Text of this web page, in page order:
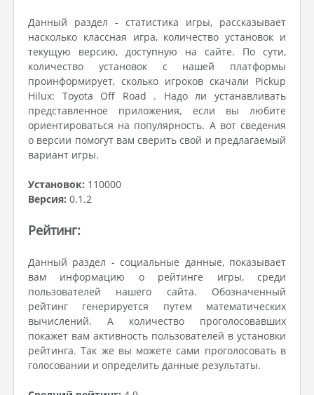
Данный раздел - статистика игры, рассказывает
насколько классная игра, количество установок и
текущую версию, доступную на сайте. По сути,
количество установок с нашей платформы
проинформирует, сколько игроков скачали Pickup
Hilux: Toyota Off Road . Надо ли устанавливать
представленное приложения, если вы любите
ориентироваться на популярность. А вот сведения
о версии помогут вам сверить свой и предлагаемый
вариант игры.
Установок: 110000
Версия: 0.1.2
Рейтинг:
Данный раздел - социальные данные, показывает
вам информацию о рейтинге игры, среди
пользователей нашего сайта. Обозначенный
рейтинг генерируется путем математических
вычислений. А количество проголосовавших
покажет вам активность пользователей в установки
рейтинга. Так же вы можете сами проголосовать в
голосовании и определить данные результаты.